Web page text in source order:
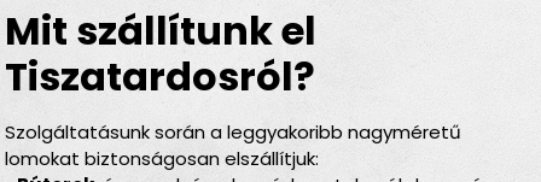
Mit szállítunk el
Tiszatardosról?
Szolgáltatásunk során a leggyakoribb nagyméretű
lomokat biztonságosan elszállítjuk: